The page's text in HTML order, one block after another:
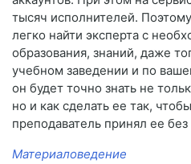
тысяч исполнителей.
легко найти эксперта с
образования, знаний, даже
учебном заведении и по
он будет точно знать не
но и как сделать ее так,
преподаватель принял ее
Материаловедение